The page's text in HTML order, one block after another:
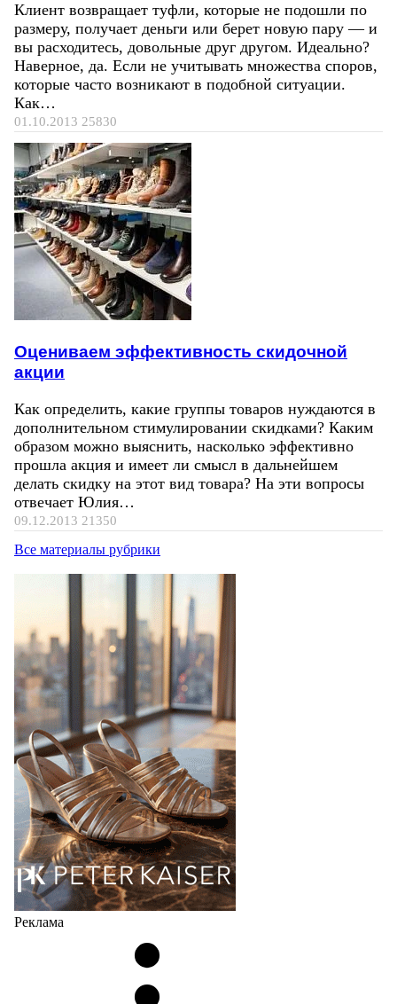
Клиент возвращает туфли, которые не подошли по
размеру, получает деньги или берет новую пару — и
вы расходитесь, довольные друг другом. Идеально?
Наверное, да. Если не учитывать множества споров,
которые часто возникают в подобной ситуации.
Как…
01.10.2013 25830
Оцениваем эффективность скидочной
акции
Как определить, какие группы товаров нуждаются в
дополнительном стимулировании скидками? Каким
образом можно выяснить, насколько эффективно
прошла акция и имеет ли смысл в дальнейшем
делать скидку на этот вид товара? На эти вопросы
отвечает Юлия…
09.12.2013 21350
Все материалы рубрики
Реклама